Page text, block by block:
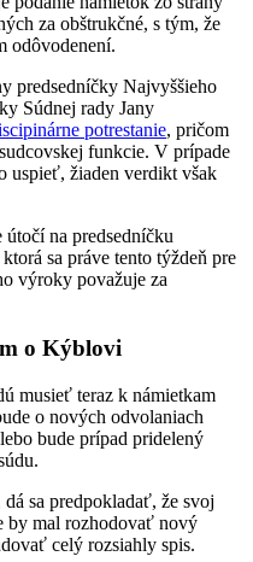
za obštrukčné, s tým, že
odôvodenení.
predsedníčky Najvyššieho
Súdnej rady Jany
potrestanie, pričom
funkcie. V prípade
uspieť, žiaden verdikt však
na predsedníčku
sa práve tento týždeň pre
výroky považuje za
o Kýblovi
musieť teraz k námietkam
o nových odvolaniach
bude prípad pridelený
sa predpokladať, že svoj
by mal rozhodovať nový
celý rozsiahly spis.